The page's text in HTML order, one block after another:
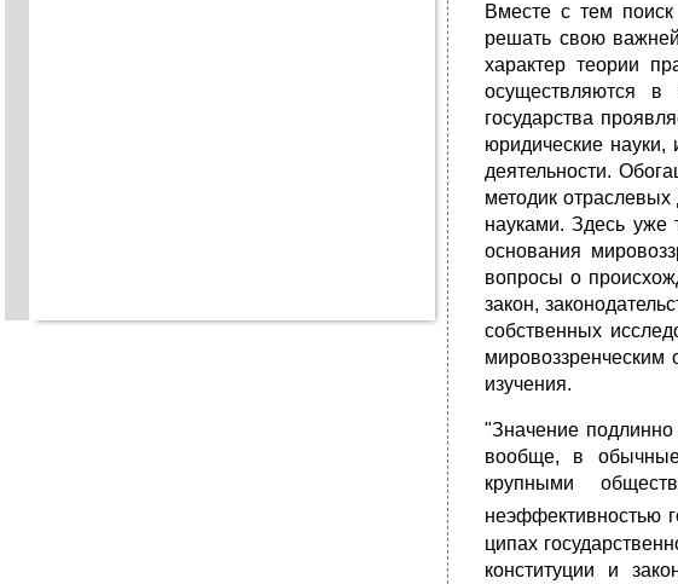
Вместе с тем
решать свою
характер теории
осуществляются в
государства
юридические науки,
деятельности.
методик
науками. Здесь уже
основания
вопросы о
закон,
собственных
мировоззренческим
изучения.
"Значение подлинно
вообще, в обычные
крупными
неэффективностью
ципах
конститу­ции и